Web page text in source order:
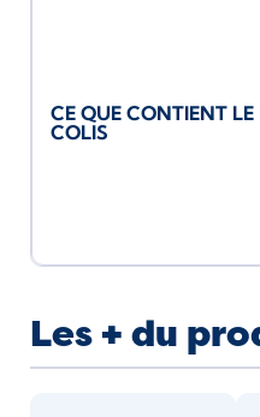
CE QUE CONTIENT LE
COLIS
Les + du